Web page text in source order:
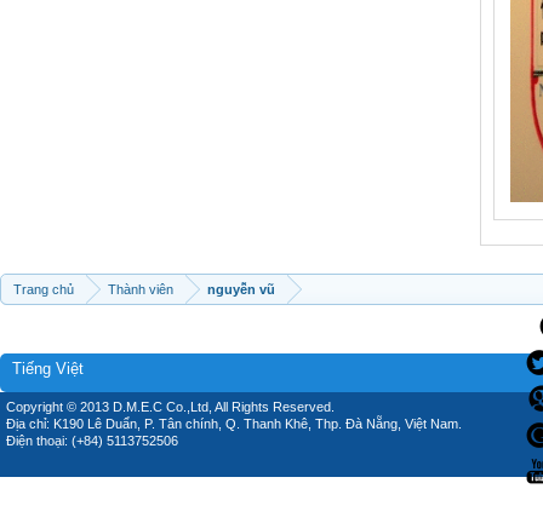
Trang chủ Thành viên nguyễn vũ
Tiếng Việt
Copyright © 2013 D.M.E.C Co.,Ltd, All Rights Reserved.
Địa chỉ: K190 Lê Duẩn, P. Tân chính, Q. Thanh Khê, Thp. Đà Nẵng, Việt Nam.
Điện thoại: (+84) 5113752506